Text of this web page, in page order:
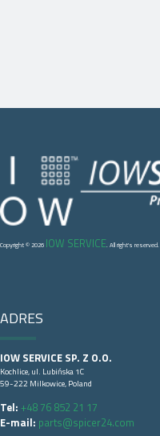
Copyright © 2026 IOW SERVICE. All right's reserved.
ADRES
IOW SERVICE SP. Z O.O.
Kochlice, ul. Lubińska 1C
59-222 Milkowice, Poland
Tel: +48 76 852 21 17
E-mail: parts@spicer24.com